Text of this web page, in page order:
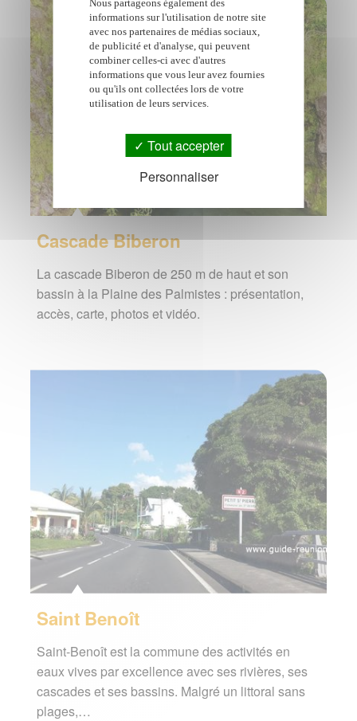
Cascade Biberon
La cascade Biberon de 250 m de haut et son
bassin à la Plaine des Palmistes : présentation,
accès, carte, photos et vidéo.
Saint Benoît
Saint-Benoît est la commune des activités en
eaux vives par excellence avec ses rivières, ses
cascades et ses bassins. Malgré un littoral sans
plages,…
Nous partageons également des
informations sur l'utilisation de notre site
avec nos partenaires de médias sociaux,
de publicité et d'analyse, qui peuvent
combiner celles-ci avec d'autres
informations que vous leur avez fournies
ou qu'ils ont collectées lors de votre
utilisation de leurs services.
Tout accepter
Personnaliser